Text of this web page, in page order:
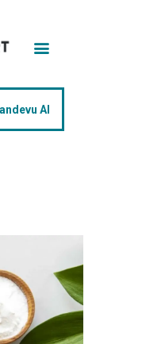
Al